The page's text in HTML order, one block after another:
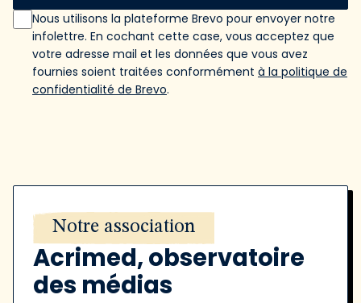
Nous utilisons la plateforme Brevo pour envoyer notre
infolettre. En cochant cette case, vous acceptez que
votre adresse mail et les données que vous avez
fournies soient traitées conformément à la politique de
confidentialité de Brevo.
Notre association
Acrimed, observatoire
des médias